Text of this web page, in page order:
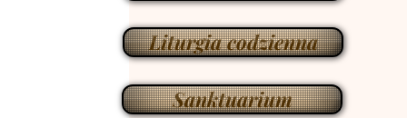
Liturgia codzienna
Sanktuarium